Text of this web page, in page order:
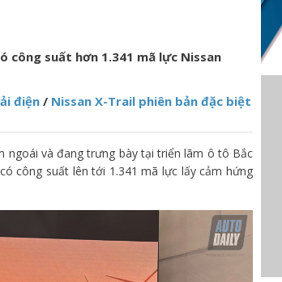
công suất hơn 1.341 mã lực Nissan
điện / Nissan X-Trail phiên bản đặc biệt
ngoái và đang trưng bày tại triển lãm ô tô Bắc
công suất lên tới 1.341 mã lực lấy cảm hứng